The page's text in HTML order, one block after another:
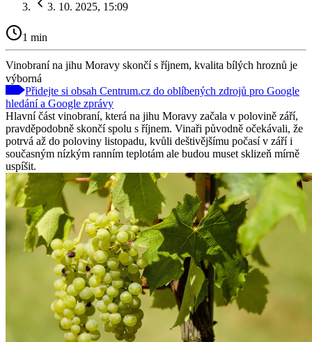
3. 10. 2025, 15:09
1 min
Vinobraní na jihu Moravy skončí s říjnem, kvalita bílých hroznů je
výborná
Přidejte si obsah Centrum.cz do oblíbených zdrojů pro Google
hledání a Google zprávy
Hlavní část vinobraní, která na jihu Moravy začala v polovině září,
pravděpodobně skončí spolu s říjnem. Vinaři původně očekávali, že
potrvá až do poloviny listopadu, kvůli deštivějšímu počasí v září i
současným nízkým ranním teplotám ale budou muset sklizeň mírně
uspíšit.